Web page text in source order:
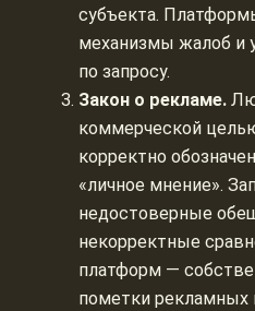
субъекта.
механизмы жалоб и
по запросу.
Закон о рекламе.
коммерческой
корректно
«личное мнение».
недостоверные
некорректные
платформ —
пометки рекламных